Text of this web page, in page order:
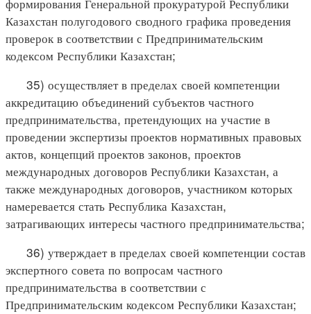
Казахстан полугодового сводного графика проведения
проверок в соответствии с Предпринимательским
кодексом Республики Казахстан;
35) осуществляет в пределах своей компетенции
аккредитацию объединений субъектов частного
предпринимательства, претендующих на участие в
проведении экспертизы проектов нормативных правовых
актов, концепций проектов законов, проектов
международных договоров Республики Казахстан, а
также международных договоров, участником которых
намеревается стать Республика Казахстан,
затрагивающих интересы частного предпринимательства;
36) утверждает в пределах своей компетенции состав
экспертного совета по вопросам частного
предпринимательства в соответствии с
Предпринимательским кодексом Республики Казахстан;